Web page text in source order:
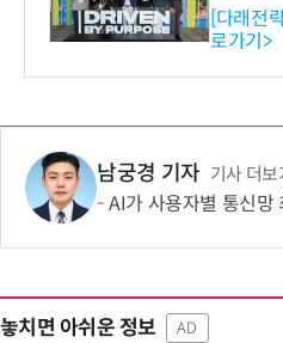
와의
-바이오
보
[다래전
로가기>
남궁경 기자 기사 더보
AI가 사용자별 통신망 최적화…
놓치면 아쉬운 정보 AD